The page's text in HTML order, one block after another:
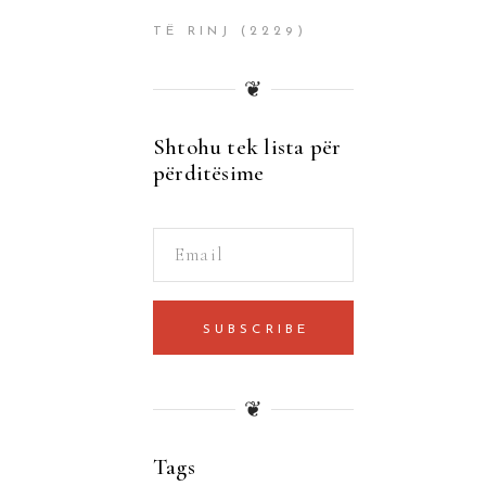
TË RINJ (2229)
❦
Shtohu tek lista për
përditësime
SUBSCRIBE
❦
Tags